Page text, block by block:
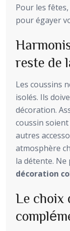
Pour les
pour égayer
reste de
Les coussins
isolés. Ils
décoration.
coussin
autres
atmosphère
la détente. Ne
décoration
Le choix